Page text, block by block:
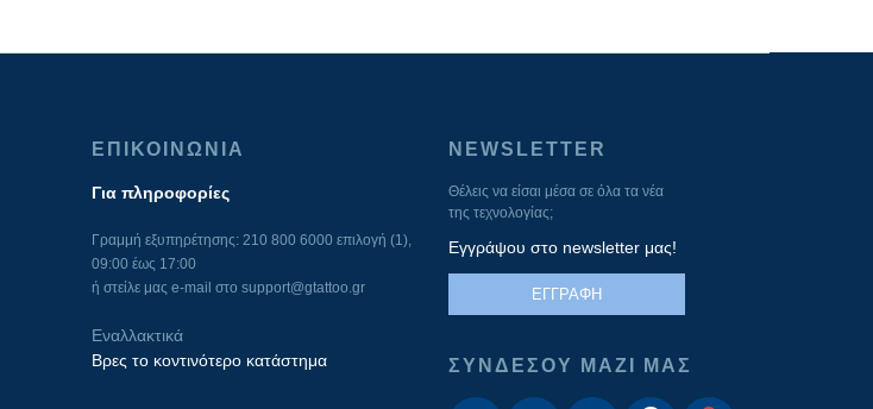
ΕΠΙΚΟΙΝΩΝΙΑ
Για πληροφορίες
Γραμμή εξυπηρέτησης: 210 800 6000 επιλογή (1),
09:00 έως 17:00
ή στείλε μας e-mail στο support@gtattoo.gr
Εναλλακτικά
Βρες το κοντινότερο κατάστημα
NEWSLETTER
Θέλεις να είσαι μέσα σε όλα τα νέα
της τεχνολογίας;
Εγγράψου στο newsletter μας!
ΕΓΓΡΑΦΗ
ΣΥΝΔΕΣΟΥ ΜΑΖΙ ΜΑΣ